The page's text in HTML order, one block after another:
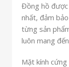
Đồng hồ được
nhất, đảm
từng sản
luôn mang
Mặt kính